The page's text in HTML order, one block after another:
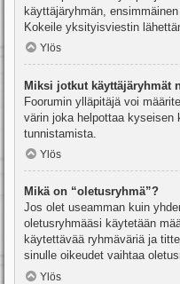
käyttäjäryhmän,
Kokeile yksityisviestin
Ylös
Miksi jotkut käyttäjäryhmät
Foorumin ylläpitäjä voi
värin joka helpottaa kyseisen
tunnistamista.
Ylös
Mikä on “oletusryhmä”?
Jos olet useamman kuin
oletusryhmääsi käytetään
käytettävää ryhmäväriä ja
sinulle oikeudet vaihtaa
Ylös